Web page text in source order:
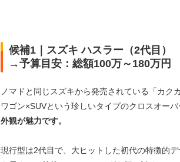
候補1｜スズキ ハスラー（2代目）
→予算目安：総額100万～180万円
ノマドと同じスズキから発売されている「カク
ワゴン×SUVという珍しいタイプのクロスオーバ
外観が魅力です。
現行型は2代目で、大ヒットした初代の特徴的